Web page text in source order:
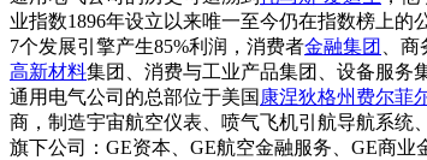
业指数1896年设立以来唯一至今仍在指数榜上的
7个发展引擎产生85%利润，消费者金融集团
、
高新材料集团、消费与工业产品集团、设备服务
通用电气公司的总部位于美国 康涅狄格州 费尔菲
商，制造宇宙航空仪表、喷气飞机引航导航系统
旗下公司：GE资本、GE航空金融服务、GE商